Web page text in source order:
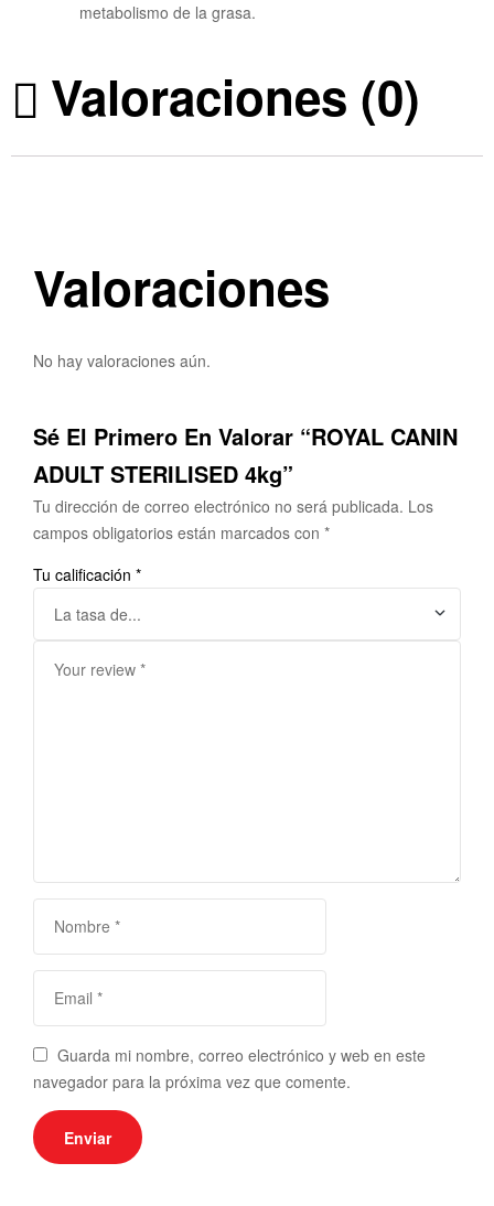
metabolismo de la grasa.
Valoraciones (0)
Valoraciones
No hay valoraciones aún.
Sé El Primero En Valorar “ROYAL CANIN
ADULT STERILISED 4kg”
Tu dirección de correo electrónico no será publicada. Los
campos obligatorios están marcados con *
Tu calificación *
Guarda mi nombre, correo electrónico y web en este
navegador para la próxima vez que comente.